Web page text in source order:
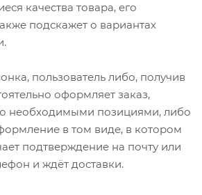
качества товара, его
подскажет о вариантах
пользователь либо, получив
оформляет заказ,
необходимыми позициями, либо
в том виде, в котором
подтверждение на почту или
и ждёт доставки.